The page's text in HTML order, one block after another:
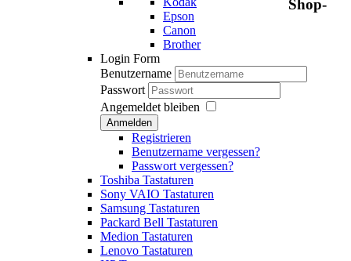
Epson
Canon
Brother
Login Form
Benutzername
Passwort
Angemeldet bleiben
Anmelden
Registrieren
Benutzername vergessen?
Passwort vergessen?
Toshiba Tastaturen
Sony VAIO Tastaturen
Samsung Tastaturen
Packard Bell Tastaturen
Medion Tastaturen
Lenovo Tastaturen
Shop-